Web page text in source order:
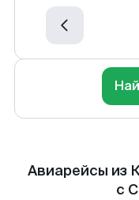
Авиарейсы из
с